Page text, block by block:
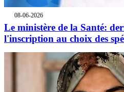
08-06-2026
Le ministère de la Santé:
l'inscription au choix des